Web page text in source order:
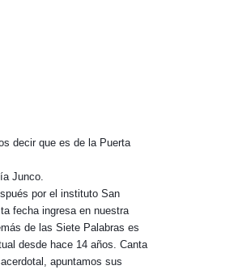
decir que es de la Puerta
Junco.
por el instituto San
fecha ingresa en nuestra
de las Siete Palabras es
desde hace 14 años. Canta
apuntamos sus